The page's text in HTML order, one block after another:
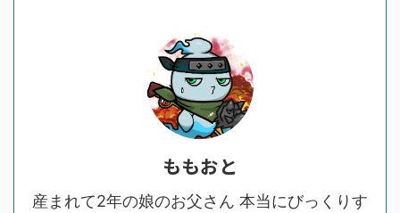
ももおと
産まれて2年の娘のお父さん 本当にびっくりす